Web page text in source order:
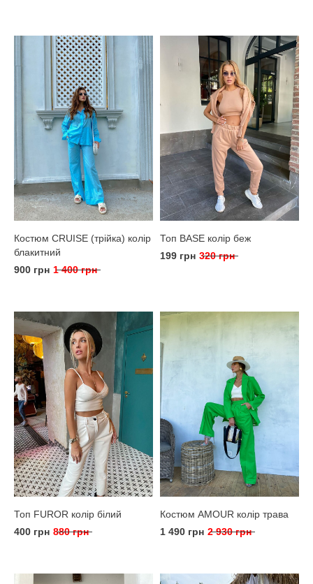
Костюм CRUISE (трійка) колір
блакитний
900 грн 1 400 грн
Топ BASE колір беж
199 грн 320 грн
Топ FUROR колір білий
400 грн 880 грн
Костюм AMOUR колір трава
1 490 грн 2 930 грн